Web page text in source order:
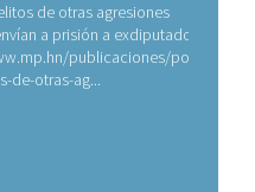
de otras agresiones
a prisión a exdiputado
publicaciones/por-
de-otras-ag...